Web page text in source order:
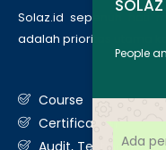
Solaz.id sepenuh hati
adalah prioritas utama
Course
Certification
Audit, Testing,
SOLAZ
People
Ada